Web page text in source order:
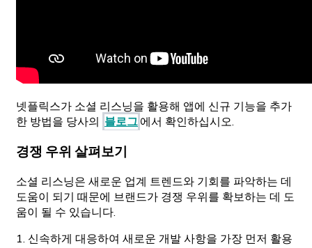
넷플릭스가 소셜 리스닝을 활용해 앱에 신규 기능을 추가
한 방법을 당사의 블로그에서 확인하십시오.
경쟁 우위 살펴보기
소셜 리스닝은 새로운 업계 트렌드와 기회를 파악하는 데
도움이 되기 때문에 브랜드가 경쟁 우위를 확보하는 데 도
움이 될 수 있습니다.
1. 신속하게 대응하여 새로운 개발 사항을 가장 먼저 활용